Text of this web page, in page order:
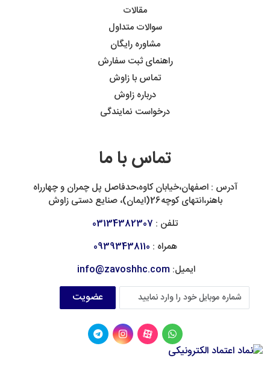
مقالات
سوالات متداول
مشاوره رایگان
راهنمای ثبت سفارش
تماس با زاوش
درباره زاوش
درخواست نمایندگی
تماس با ما
آدرس : اصفهان،خیابان کاوه،حدفاصل پل چمران و چهارراه
باهنر،انتهای کوچه26(ایمان)، صنایع دستی زاوش
تلفن : 03134382307
همراه : 09393438110
ایمیل: info@zavoshhc.com
عضویت